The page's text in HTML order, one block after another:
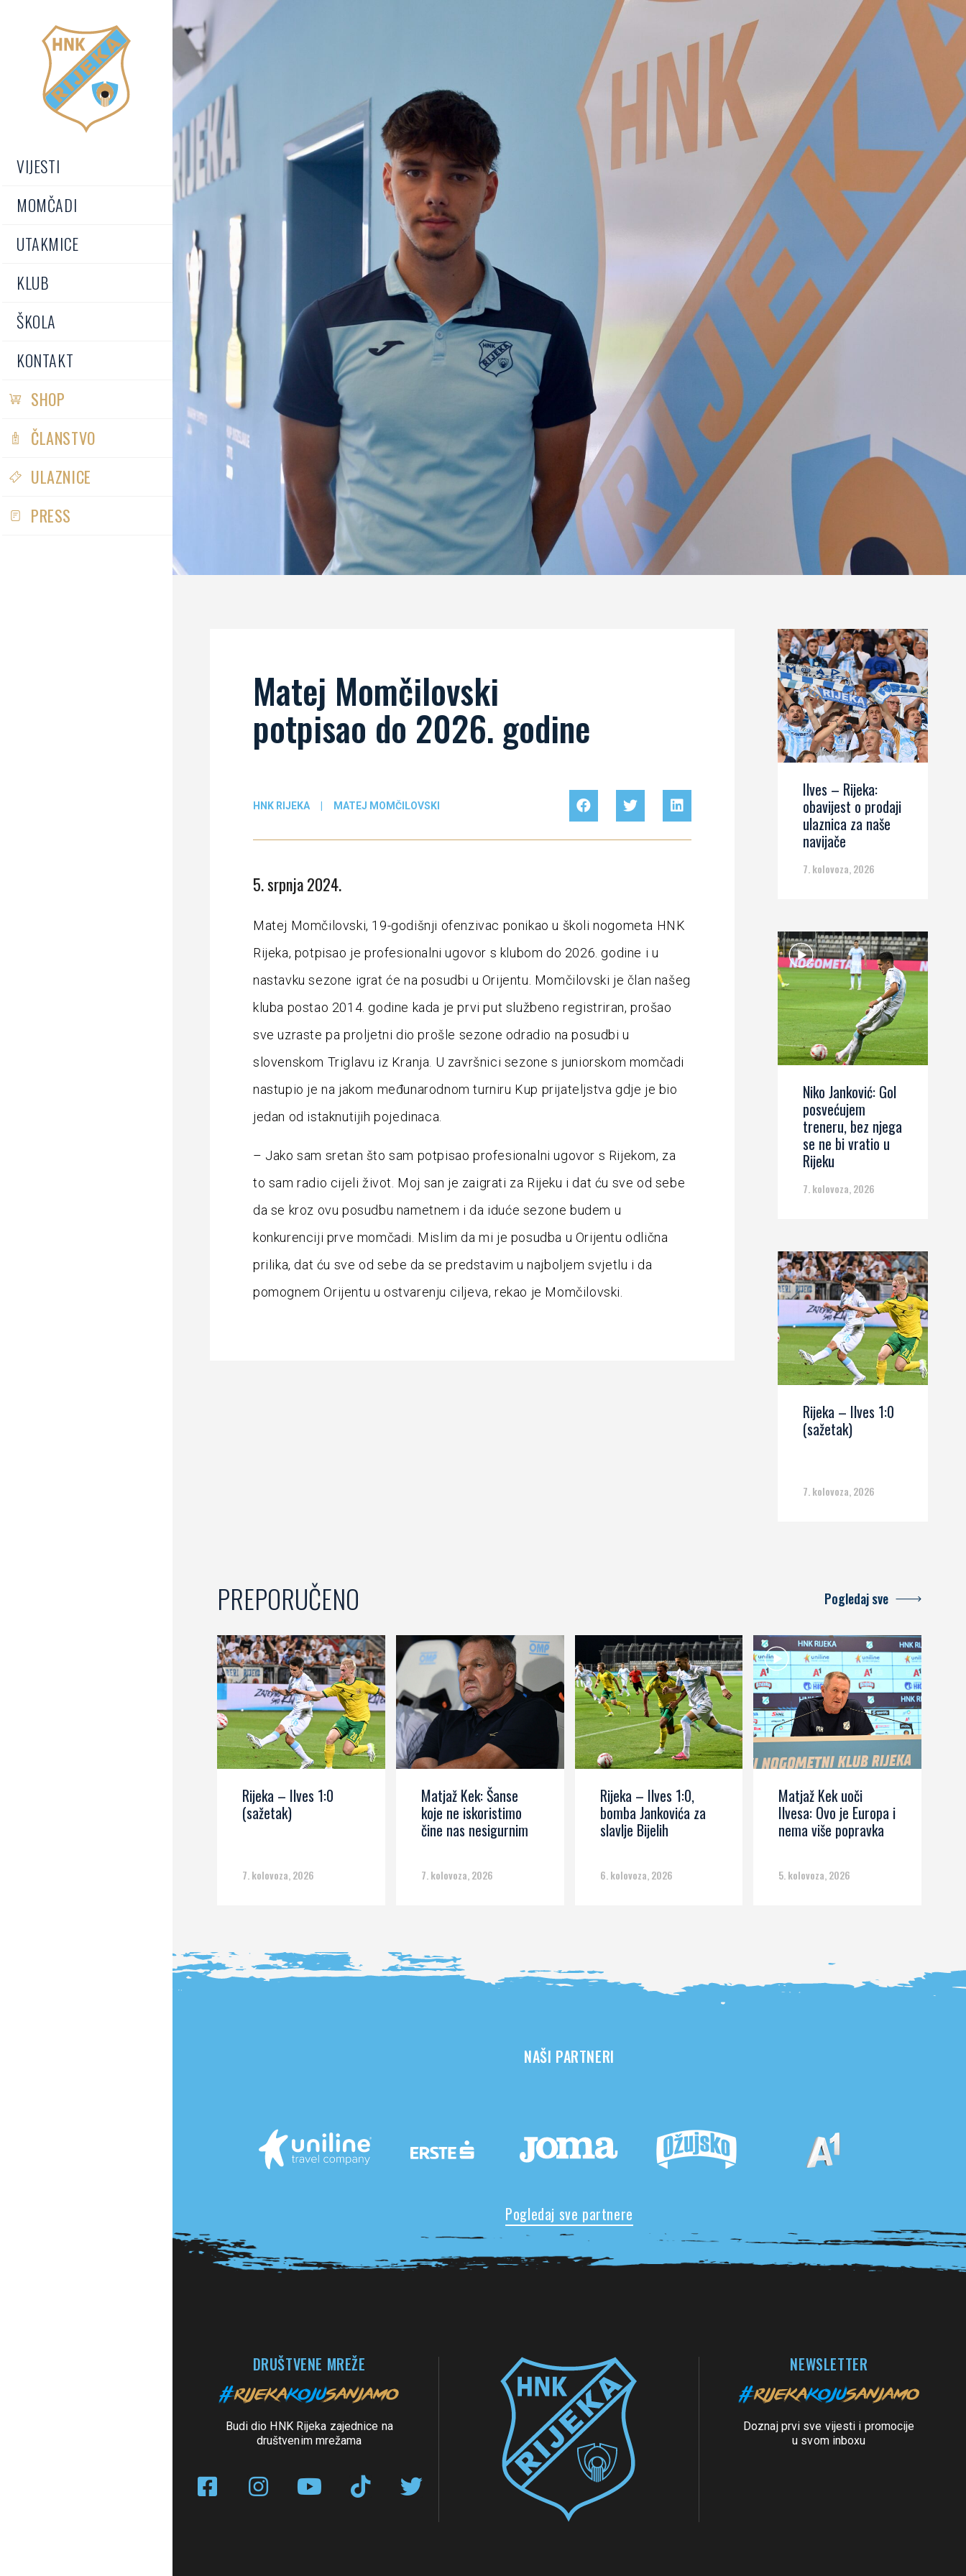
VIJESTI
MOMČADI
UTAKMICE
KLUB
ŠKOLA
KONTAKT
SHOP
ČLANSTVO
ULAZNICE
PRESS
Matej Momčilovski
potpisao do 2026. godine
HNK RIJEKA MATEJ MOMČILOVSKI
5. srpnja 2024.
Matej Momčilovski, 19-godišnji ofenzivac ponikao u školi nogometa HNK
Rijeka, potpisao je profesionalni ugovor s klubom do 2026. godine i u
nastavku sezone igrat će na posudbi u Orijentu. Momčilovski je član našeg
kluba postao 2014. godine kada je prvi put službeno registriran, prošao
sve uzraste pa proljetni dio prošle sezone odradio na posudbi u
slovenskom Triglavu iz Kranja. U završnici sezone s juniorskom momčadi
nastupio je na jakom međunarodnom turniru Kup prijateljstva gdje je bio
jedan od istaknutijih pojedinaca.
– Jako sam sretan što sam potpisao profesionalni ugovor s Rijekom, za
to sam radio cijeli život. Moj san je zaigrati za Rijeku i dat ću sve od sebe
da se kroz ovu posudbu nametnem i da iduće sezone budem u
konkurenciji prve momčadi. Mislim da mi je posudba u Orijentu odlična
prilika, dat ću sve od sebe da se predstavim u najboljem svjetlu i da
pomognem Orijentu u ostvarenju ciljeva, rekao je Momčilovski.
Ilves – Rijeka:
obavijest o prodaji
ulaznica za naše
navijače
7. kolovoza, 2026
Niko Janković: Gol
posvećujem
treneru, bez njega
se ne bi vratio u
Rijeku
7. kolovoza, 2026
Rijeka – Ilves 1:0
(sažetak)
7. kolovoza, 2026
PREPORUČENO Pogledaj sve
Rijeka – Ilves 1:0
(sažetak)
7. kolovoza, 2026
Matjaž Kek: Šanse
koje ne iskoristimo
čine nas nesigurnim
7. kolovoza, 2026
Rijeka – Ilves 1:0,
bomba Jankovića za
slavlje Bijelih
6. kolovoza, 2026
Matjaž Kek uoči
Ilvesa: Ovo je Europa i
nema više popravka
5. kolovoza, 2026
NAŠI PARTNERI
Pogledaj sve partnere
DRUŠTVENE MREŽE
Budi dio HNK Rijeka zajednice na
društvenim mrežama
NEWSLETTER
Doznaj prvi sve vijesti i promocije
u svom inboxu